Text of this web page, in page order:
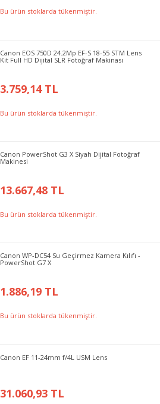
Bu ürün stoklarda tükenmiştir.
Canon EOS 750D 24.2Mp EF-S 18-55 STM Lens
Kit Full HD Dijital SLR Fotoğraf Makinası
3.759,14 TL
Bu ürün stoklarda tükenmiştir.
Canon PowerShot G3 X Siyah Dijital Fotoğraf
Makinesi
13.667,48 TL
Bu ürün stoklarda tükenmiştir.
Canon WP-DC54 Su Geçirmez Kamera Kılıfı -
PowerShot G7 X
1.886,19 TL
Bu ürün stoklarda tükenmiştir.
Canon EF 11-24mm f/4L USM Lens
31.060,93 TL